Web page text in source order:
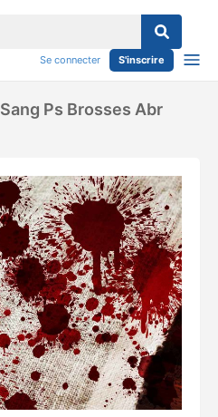
Se connecter S'inscrire
Ps Brosses Abr